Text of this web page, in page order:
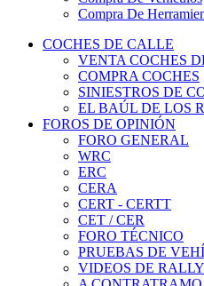
COCHES DE CALLE
VENTA COCHES
COMPRA COCHES
SINIESTROS DE
EL BAÚL DE LOS
FOROS DE OPINIÓN
FORO GENERAL
WRC
ERC
CERA
CERT - CERTT
CET / CER
FORO TÉCNICO
PRUEBAS DE
VIDEOS DE
A CONTRATRAMO
TIENDA ONLINE